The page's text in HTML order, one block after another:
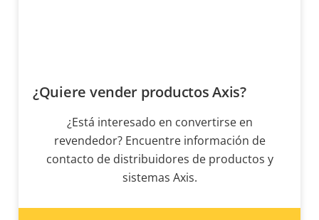
¿Quiere vender productos Axis?
¿Está interesado en convertirse en
revendedor? Encuentre información de
contacto de distribuidores de productos y
sistemas Axis.